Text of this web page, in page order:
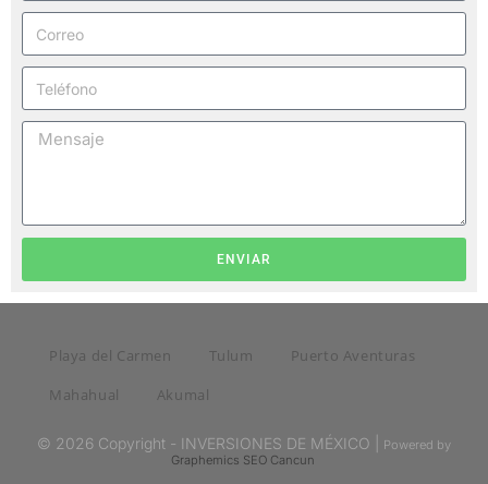
ENVIAR
Playa del Carmen Tulum
Puerto Aventuras
Mahahual
Akumal
© 2026 Copyright - INVERSIONES DE MÉXICO |
Powered by
Graphemics SEO Cancun